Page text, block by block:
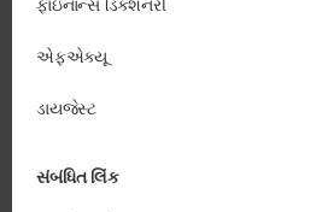
ફાઇનાન્સ ડિક્શનરી
એફએક્યૂ
ડાયજેસ્ટ
સંબંધિત લિંક